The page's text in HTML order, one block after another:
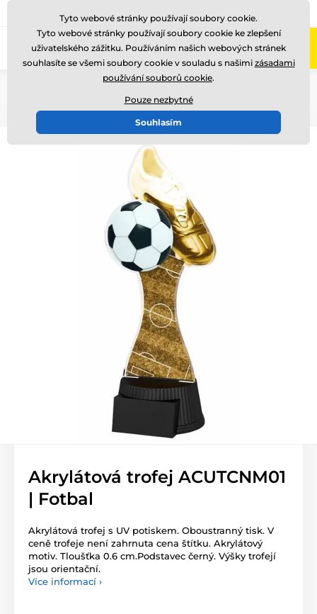
Zavolejte nám (Po-Pá 8-17)
Akrylátová trofej ACUTCNM01
| Fotbal
Akrylátová trofej s UV potiskem. Oboustranný tisk. V
ceně trofeje není zahrnuta cena štítku. Akrylátový
motiv. Tloušťka 0.6 cm.Podstavec černý. Výšky trofejí
jsou orientační.
Více informací ›
Tyto webové stránky používají soubory cookie.
Tyto webové stránky používají soubory cookie ke zlepšení
uživatelského zážitku. Používáním našich webových stránek
souhlasíte se všemi soubory cookie v souladu s našimi zásadami
používání souborů cookie.
Pouze nezbytné
Souhlasím